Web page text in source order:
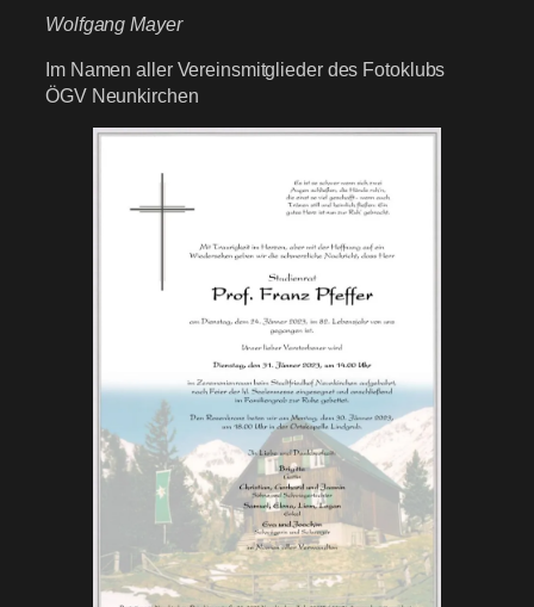
Wolfgang Mayer
Im Namen aller Vereinsmitglieder des Fotoklubs
ÖGV Neunkirchen